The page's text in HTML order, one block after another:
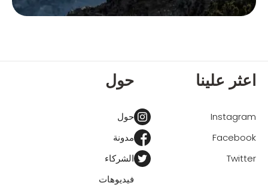
اعثر علينا
Instagram
Facebook
Twitter
حول
حول
مدونة
الشركاء
فيديوهات